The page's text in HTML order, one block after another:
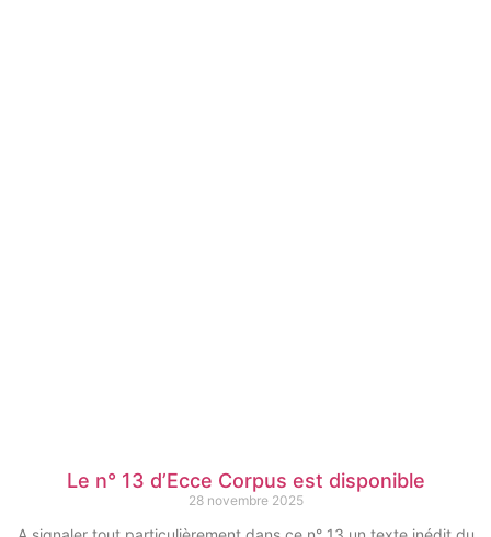
Le n° 13 d’Ecce Corpus est disponible
28 novembre 2025